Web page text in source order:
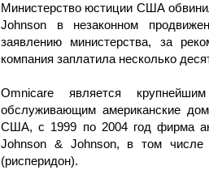
Министерство юстиции США
Johnson в незаконном
заявлению министерства, за
компания заплатила несколько
Omnicare является
обслуживающим американские
США, с 1999 по 2004 год фирма
Johnson & Johnson, в том числе
(рисперидон).